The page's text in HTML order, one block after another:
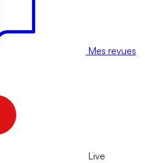
Mes revues
Live